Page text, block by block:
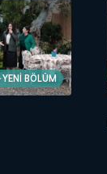
YENİ BÖLÜM